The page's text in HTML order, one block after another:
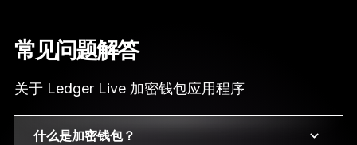
常见问题解答
关于 Ledger Live 加密钱包应用程序
什么是加密钱包？